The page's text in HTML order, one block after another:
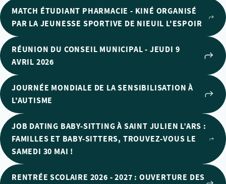
MATCH ÉTUDIANT PHARMACIE - KINÉ ORGANISÉ
PAR LA JEUNESSE SPORTIVE DE NIEUIL L'ESPOIR
RÉUNION DU CONSEIL MUNICIPAL - JEUDI 9
AVRIL 2026
JOURNÉE MONDIALE DE LA SENSIBILISATION À
L'AUTISME
JOB DATING BABY-SITTING À SAINT JULIEN L’ARS :
FAMILLES ET BABY-SITTERS, TROUVEZ-VOUS LE
SAMEDI 30 MAI !
RENTRÉE SCOLAIRE 2026 - 2027 : OUVERTURE DES